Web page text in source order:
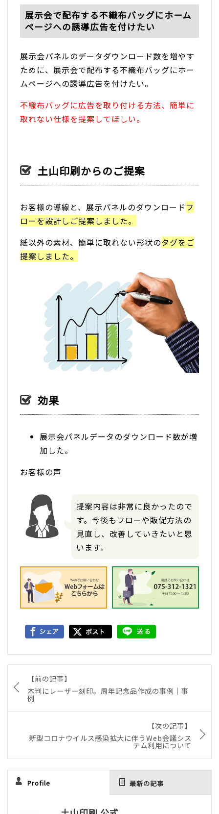
展示会で配布する不織布バッグにホーム
ページへの誘導広告を付けたい
展示会パネルのデータダウンロード数を増やす
ために、展示会で配布する不織布バッグにホー
ムページへの誘導広告を付けたい。
不織布バッグに広告を取り付ける方法、簡単に
取れない仕様を提案してほしい。
土山印刷からのご提案
お客様の導線と、展示パネルのダウンロード フ
ローを設計しご提案しました。
紙以外の素材、簡単に取れない形状のタグをご
提案しました。
効果
展示会パネルデータのダウンロード数が増
加した。
お客様の声
提案内容は非常に良かったので
す。今後もフローや販促方法の
見直し、改善していきたいと思
います。
【前の記事】
木判にレーザー刻印。周年記念品作成の事例｜事
例
【次の記事】
新型コロナウイルス感染拡大に伴うWeb会議シス
テム利用について
Profile 最新の記事